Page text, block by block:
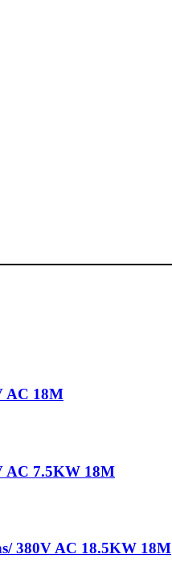
AC 18M
AC 7.5KW 18M
380V AC 18.5KW 18M